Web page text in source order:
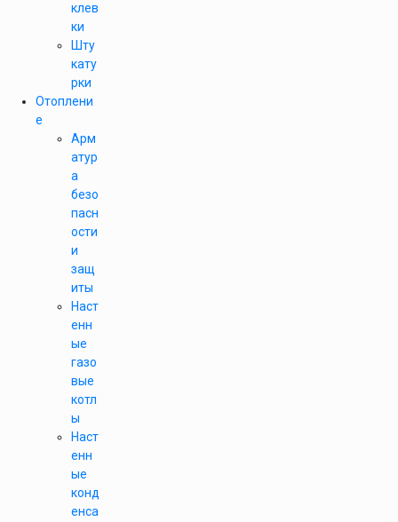
клев
ки
Шту
кату
рки
Отоплени
е
Арм
атур
а
безо
пасн
ости
и
защ
иты
Наст
енн
ые
газо
вые
котл
ы
Наст
енн
ые
конд
енса